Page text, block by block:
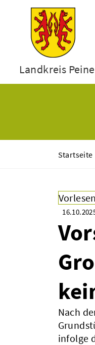
Landkreis Peine
Startseite
Vorlesen
Nach
infolge